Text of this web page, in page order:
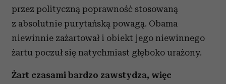
przez polityczną poprawność stosowaną
z absolutnie purytańską powagą. Obama
niewinnie zażartował i obiekt jego niewinnego
żartu poczuł się natychmiast głęboko urażony.
Żart czasami bardzo zawstydza, więc